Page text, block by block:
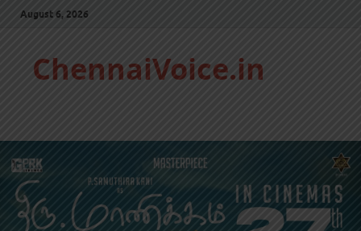
August 6, 2026
ChennaiVoice.in